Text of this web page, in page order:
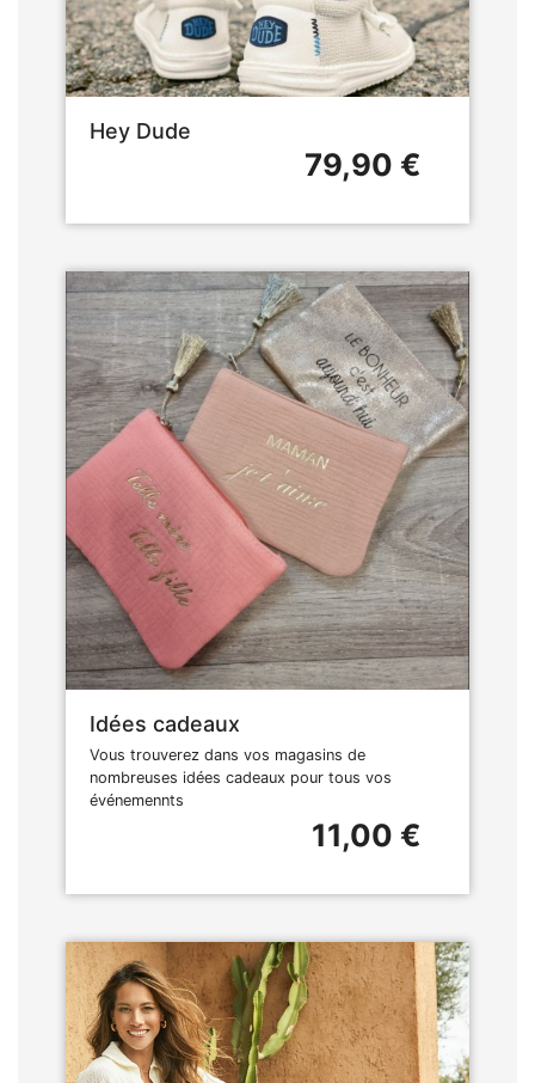
Hey Dude
79,90 €
Idées cadeaux
Vous trouverez dans vos magasins de
nombreuses idées cadeaux pour tous vos
événemennts
11,00 €